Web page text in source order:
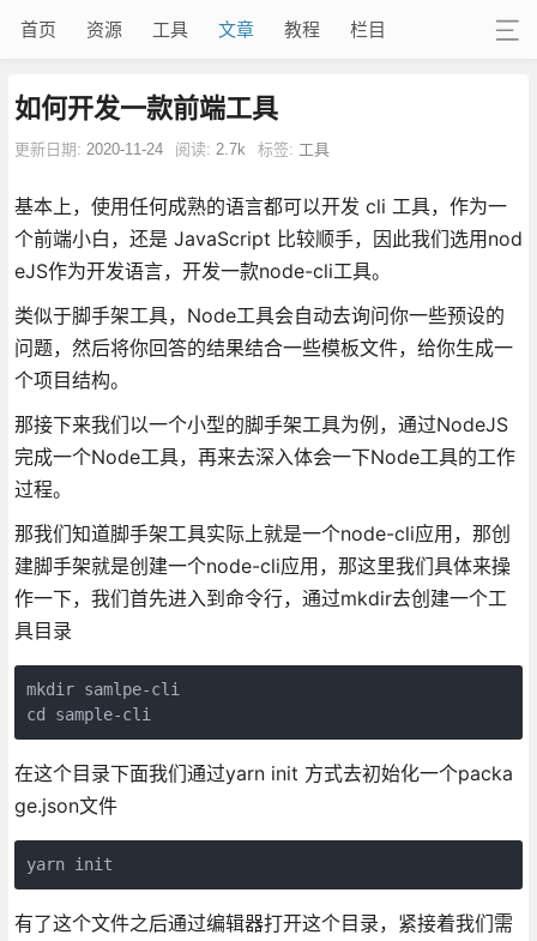
首页 资源 工具 文章 教程 栏目
如何开发一款前端工具
更新日期: 2020-11-24 阅读: 2.7k 标签: 工具
基本上，使用任何成熟的语言都可以开发 cli 工具，作为一
个前端小白，还是 JavaScript 比较顺手，因此我们选用nod
eJS作为开发语言，开发一款node-cli工具。
类似于脚手架工具，Node工具会自动去询问你一些预设的
问题，然后将你回答的结果结合一些模板文件，给你生成一
个项目结构。
那接下来我们以一个小型的脚手架工具为例，通过NodeJS
完成一个Node工具，再来去深入体会一下Node工具的工作
过程。
那我们知道脚手架工具实际上就是一个node-cli应用，那创
建脚手架就是创建一个node-cli应用，那这里我们具体来操
作一下，我们首先进入到命令行，通过mkdir去创建一个工
具目录
mkdir samlpe-cli
cd sample-cli
在这个目录下面我们通过yarn init 方式去初始化一个packa
ge.json文件
yarn init
有了这个文件之后通过编辑器打开这个目录，紧接着我们需